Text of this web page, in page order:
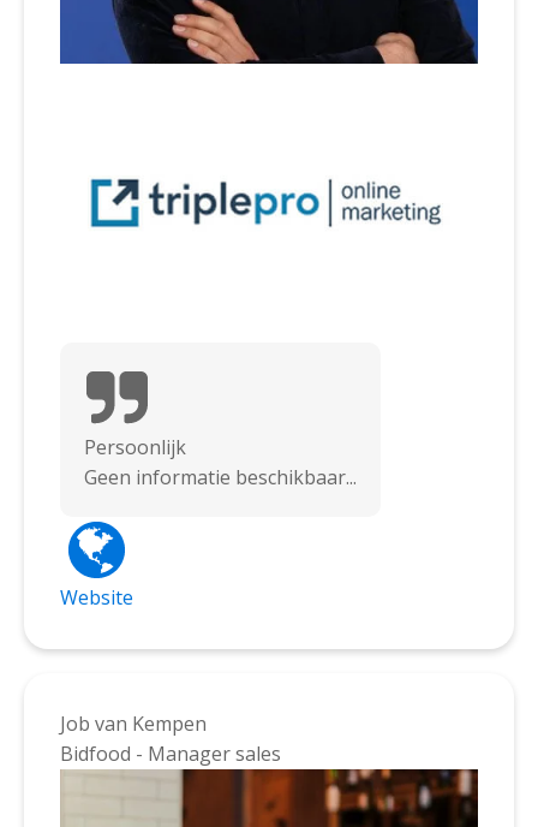
Persoonlijk
Geen informatie beschikbaar...
Website
Job van Kempen
Bidfood - Manager sales